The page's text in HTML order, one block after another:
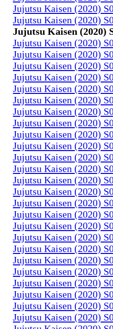
Jujutsu Kaisen (2020)
Jujutsu Kaisen (2020)
Jujutsu Kaisen (2020)
Jujutsu Kaisen (2020)
Jujutsu Kaisen (2020)
Jujutsu Kaisen (2020)
Jujutsu Kaisen (2020)
Jujutsu Kaisen (2020)
Jujutsu Kaisen (2020)
Jujutsu Kaisen (2020)
Jujutsu Kaisen (2020)
Jujutsu Kaisen (2020)
Jujutsu Kaisen (2020)
Jujutsu Kaisen (2020)
Jujutsu Kaisen (2020)
Jujutsu Kaisen (2020)
Jujutsu Kaisen (2020)
Jujutsu Kaisen (2020)
Jujutsu Kaisen (2020)
Jujutsu Kaisen (2020)
Jujutsu Kaisen (2020)
Jujutsu Kaisen (2020)
Jujutsu Kaisen (2020)
Jujutsu Kaisen (2020)
Jujutsu Kaisen (2020)
Jujutsu Kaisen (2020)
Jujutsu Kaisen (2020)
Jujutsu Kaisen (2020)